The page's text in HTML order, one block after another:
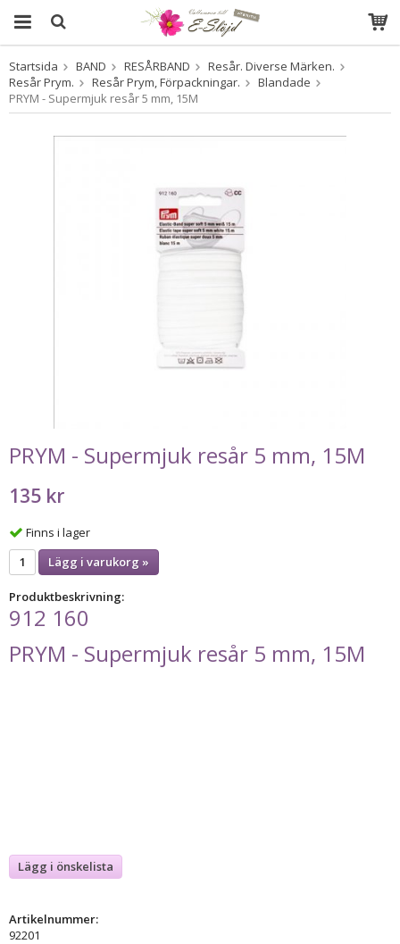
Produkten har blivit tillagd i varukorgen
Startsida BAND RESÅRBAND
Resår. Diverse Märken.
Resår Prym.
Resår Prym, Förpackningar.
Blandade
PRYM - Supermjuk resår 5 mm, 15M
PRYM - Supermjuk resår 5 mm, 15M
135 kr
Finns i lager
Lägg i varukorg »
Produktbeskrivning:
912 160
PRYM - Supermjuk resår 5 mm, 15M
Lägg i önskelista
Artikelnummer:
92201